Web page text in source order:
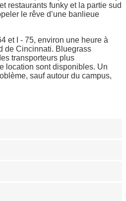
restaurants funky et la partie sud
le rêve d’une banlieue
et I - 75, environ une heure à
de Cincinnati. Bluegrass
transporteurs plus
location sont disponibles. Un
sauf autour du campus,